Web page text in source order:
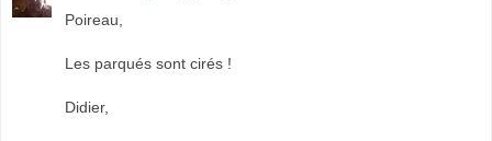
Poireau,
Les parqués sont cirés !
Didier,